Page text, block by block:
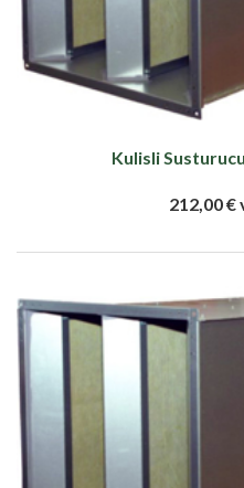
Kulisli
212,00 €